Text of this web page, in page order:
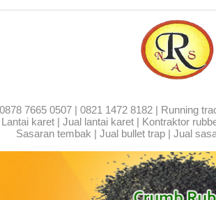
7665 0507 | 0821 1472 8182 | Running
karet | Jual lantai karet | Kontraktor
Sasaran tembak | Jual bullet trap | Jual